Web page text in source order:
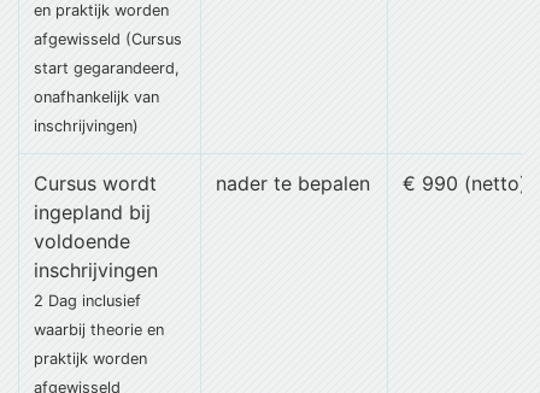
en praktijk worden
afgewisseld (Cursus
start gegarandeerd,
onafhankelijk van
inschrijvingen)
Cursus wordt
ingepland bij
voldoende
inschrijvingen
2 Dag inclusief
waarbij theorie en
praktijk worden
afgewisseld
nader te bepalen € 990 (netto)